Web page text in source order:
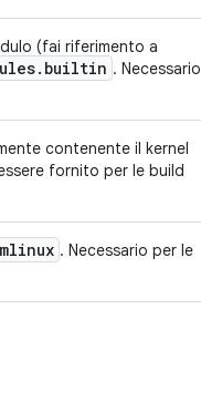
(fai riferimento a
. builtin . Necessario
contenente il kernel
fornito per le build
. Necessario per le